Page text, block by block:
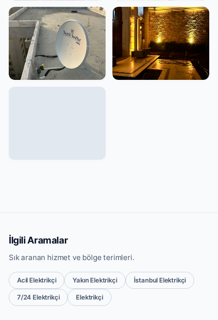
İlgili Aramalar
Sık aranan hizmet ve bölge terimleri.
Acil Elektrikçi Yakın Elektrikçi İstanbul Elektrikçi
7/24 Elektrikçi Elektrikçi